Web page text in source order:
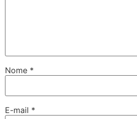
Nome *
E-mail *